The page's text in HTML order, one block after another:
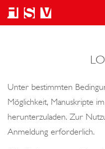
Unter bestimmten
Möglichkeit, Manuskripte
herunterzuladen. Zur
Anmeldung erforderlich.